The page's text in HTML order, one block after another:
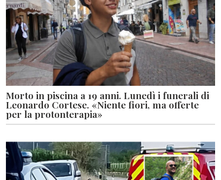
Morto in piscina a 19 anni. Lunedì i funerali di
Leonardo Cortese. «Niente fiori, ma offerte
per la protonterapia»